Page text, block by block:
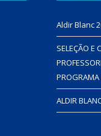
Aldir Blanc
SELEÇÃO E
PROGRAMA
ALDIR